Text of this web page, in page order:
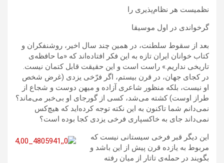
نظمیست هر نظام‌پذیری را
گرخواندی در اول موسیقا
بعد از سقوط سلطنت، در همین چند سال اخیر، روشنفکران و
کتاب‌ خوانان ایران تازه به این فکر افتاده‌اند که «ما حافظه‌ی
تاریخی نداریم.» راست است و این حقیقت قابل کتمان نیست.
در کجای جهان، در قرن بیستم، اگر فرّخی یزدی (غرض شخص
او نیست، بلکه منظور شاعری آزاده و میهن دوست و شجاع از
طراز اوست) کشته می‌شد، کسی از گورجای او بی‌خبر می‌ماند؟
نمی‌دانم شما تاکنون به این نکته توجه کرده‌اید که هیچ‌کس
نمی‌داند جای به خاکسپاری فرخی یزدی کجا بوده است؟
این دیگر قبر فرخی سیستانی نیست که
مربوط به یازده قرن پیش از این باشد و
بگویند در حمله‌ی تاتار از میان رفته